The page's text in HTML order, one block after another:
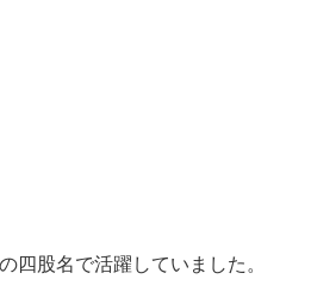
四股名で活躍していました。